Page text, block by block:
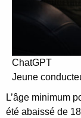
ChatGPT
Jeune
L’âge minimum
été abaissé de